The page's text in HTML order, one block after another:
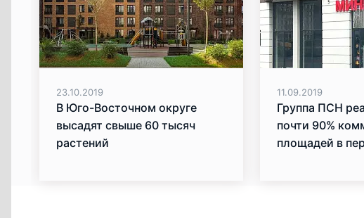
23.10.2019
В Юго-Восточном округе
высадят свыше 60 тысяч
растений
11.09.2019
Группа ПСН
почти 90%
площадей в